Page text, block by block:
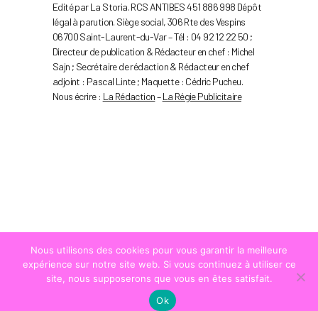
Edité par La Storia. RCS ANTIBES 451 886 998 Dépôt
légal à parution. Siège social, 306 Rte des Vespins
06700 Saint-Laurent-du-Var – Tél : 04 92 12 22 50 ;
Directeur de publication & Rédacteur en chef : Michel
Sajn ; Secrétaire de rédaction & Rédacteur en chef
adjoint : Pascal Linte ; Maquette : Cédric Pucheu.
Nous écrire : La Rédaction–La Régie Publicitaire
© COPYRIGHTLA STRADA
Nous utilisons des cookies pour vous garantir la meilleure
expérience sur notre site web. Si vous continuez à utiliser ce
site, nous supposerons que vous en êtes satisfait.
Ok